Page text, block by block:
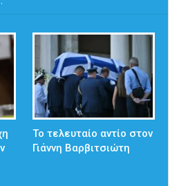
Το τελευταίο αντίο στον
Γιάννη Βαρβιτσιώτη